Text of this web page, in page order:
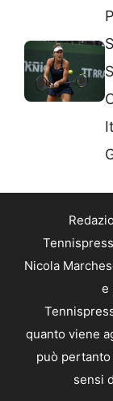
Nicola
e
quanto viene
può
sensi